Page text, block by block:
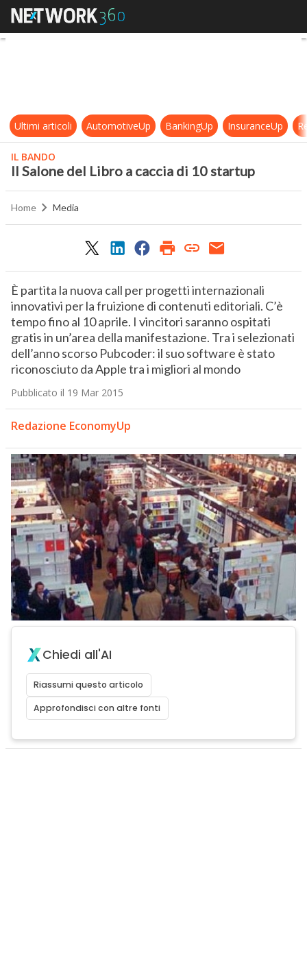
Il Salone del Libro a caccia di 10
Ultimi articoli AutomotiveUp BankingUp InsuranceUp
IL BANDO
Il Salone del Libro a caccia di 10 startup
Home Media
È partita la nuova call per progetti internazionali
innovativi per la fruizione di contenuti editoriali. C’è
tempo fino al 10 aprile. I vincitori saranno ospitati
gratis in un’area della manifestazione. Tra i selezionati
dell’anno scorso Pubcoder: il suo software è stato
riconosciuto da Apple tra i migliori al mondo
Pubblicato il 19 Mar 2015
Redazione EconomyUp
Chiedi all'AI
Riassumi questo articolo
Approfondisci con altre fonti